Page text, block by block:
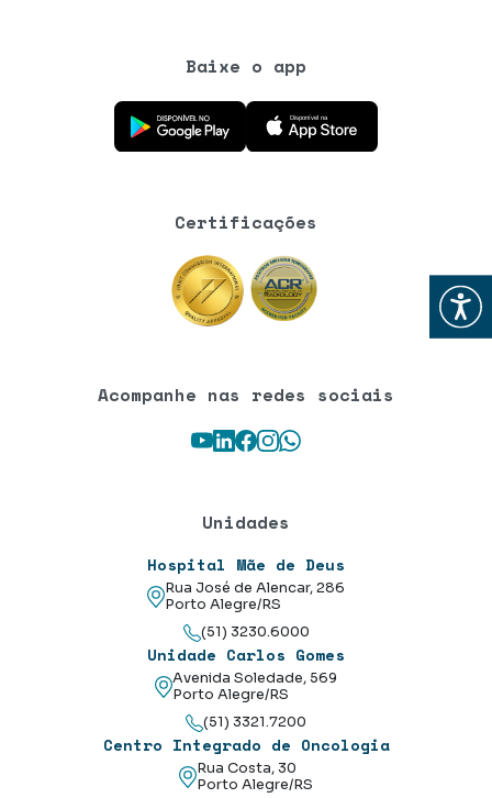
Abrir
Baixe o app
Baixe o aplicativo na Google Play Store
Baixe o aplicativo na App Store
Certificações
Acompanhe nas redes sociais
Youtube
LinkedIn
Facebook
Instagram
WhatsApp
Unidades
Hospital Mãe de Deus
Rua José de Alencar, 286
Porto Alegre/RS
(51) 3230.6000
Unidade Carlos Gomes
Avenida Soledade, 569
Porto Alegre/RS
(51) 3321.7200
Centro Integrado de Oncologia
Rua Costa, 30
Porto Alegre/RS